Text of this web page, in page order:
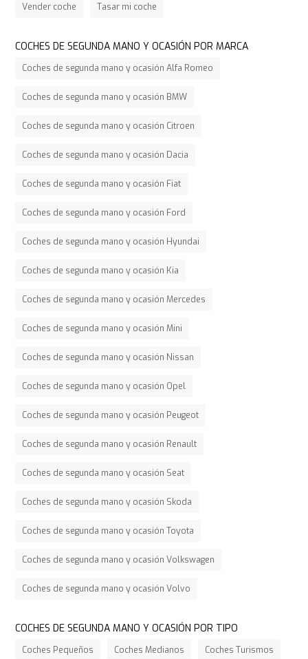
Vender coche Tasar mi coche
COCHES DE SEGUNDA MANO Y OCASIÓN POR MARCA
Coches de segunda mano y ocasión Alfa Romeo
Coches de segunda mano y ocasión BMW
Coches de segunda mano y ocasión Citroen
Coches de segunda mano y ocasión Dacia
Coches de segunda mano y ocasión Fiat
Coches de segunda mano y ocasión Ford
Coches de segunda mano y ocasión Hyundai
Coches de segunda mano y ocasión Kia
Coches de segunda mano y ocasión Mercedes
Coches de segunda mano y ocasión Mini
Coches de segunda mano y ocasión Nissan
Coches de segunda mano y ocasión Opel
Coches de segunda mano y ocasión Peugeot
Coches de segunda mano y ocasión Renault
Coches de segunda mano y ocasión Seat
Coches de segunda mano y ocasión Skoda
Coches de segunda mano y ocasión Toyota
Coches de segunda mano y ocasión Volkswagen
Coches de segunda mano y ocasión Volvo
COCHES DE SEGUNDA MANO Y OCASIÓN POR TIPO
Coches Pequeños Coches Medianos Coches Turismos